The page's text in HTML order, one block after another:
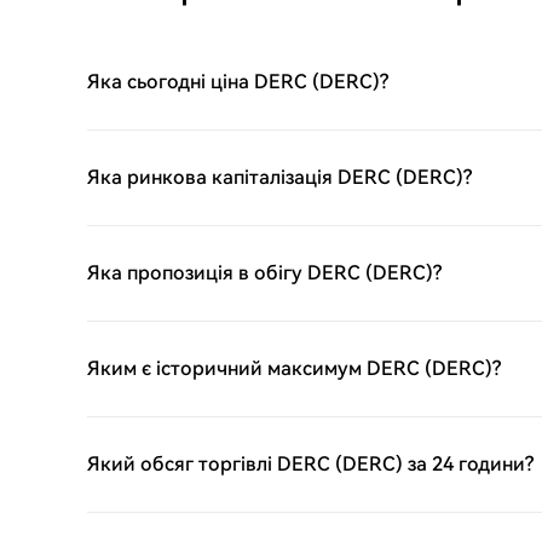
Зберігайте свої GIGADEVICE (GIGADEVICE)Після
використовувати його для торгівлі іншими
пропонуємо зручний досвід як для початківців, так і для
Яка сьогодні ціна DERC (DERC)?
Яка ринкова капіталізація DERC (DERC)?
Яка пропозиція в обігу DERC (DERC)?
Яким є історичний максимум DERC (DERC)?
Який обсяг торгівлі DERC (DERC) за 24 години?